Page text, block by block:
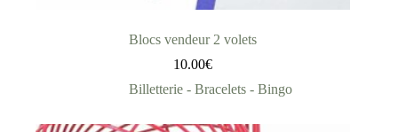
Blocs vendeur 2 volets
10.00€
Billetterie - Bracelets - Bingo